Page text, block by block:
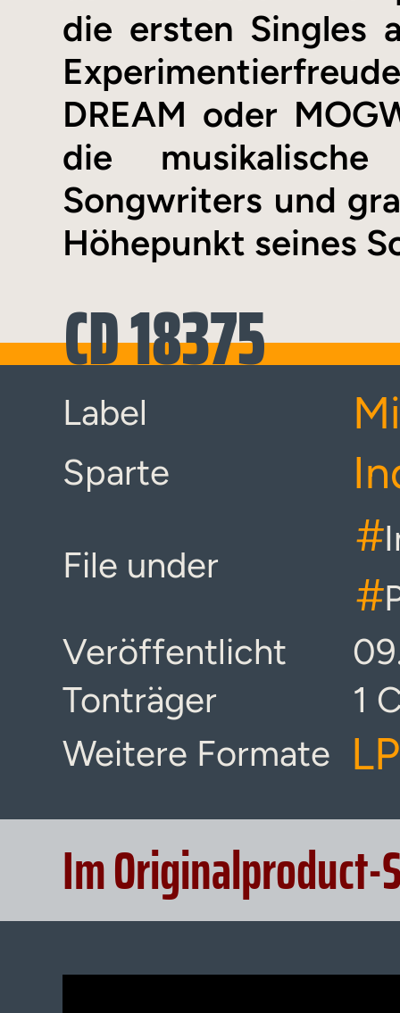
die ersten Singles
DREAM oder
die
Songwriters und
Höhepunkt seines
CD 18375
Label
Sparte
File under
#
#
Veröffentlicht
Tonträger
1
Weitere Formate
Im